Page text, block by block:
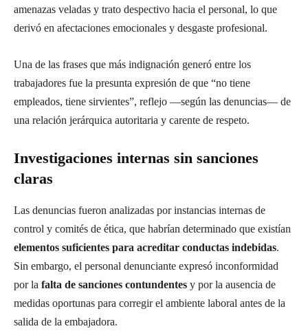
amenazas veladas y trato despectivo hacia el personal, lo que
derivó en afectaciones emocionales y desgaste profesional.
Una de las frases que más indignación generó entre los
trabajadores fue la presunta expresión de que “no tiene
empleados, tiene sirvientes”, reflejo —según las denuncias— de
una relación jerárquica autoritaria y carente de respeto.
Investigaciones internas sin sanciones
claras
Las denuncias fueron analizadas por instancias internas de
control y comités de ética, que habrían determinado que existían
elementos suficientes para acreditar conductas indebidas.
Sin embargo, el personal denunciante expresó inconformidad
por la falta de sanciones contundentes y por la ausencia de
medidas oportunas para corregir el ambiente laboral antes de la
salida de la embajadora.